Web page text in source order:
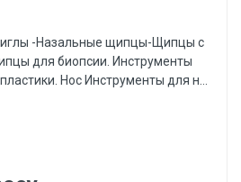
-Назальные щипцы-Щипцы с
для биопсии. Инструменты
Нос Инструменты для н...